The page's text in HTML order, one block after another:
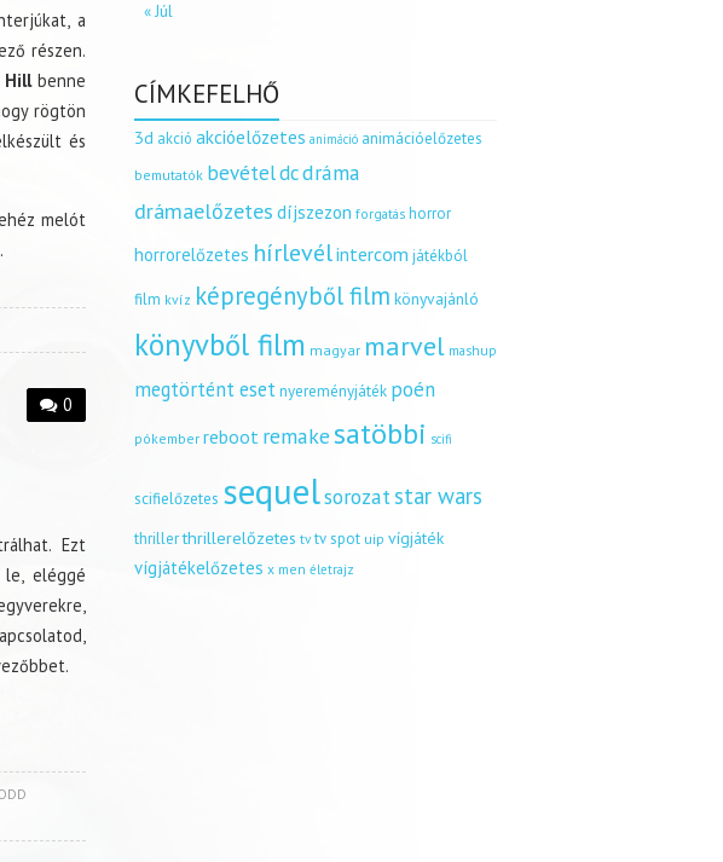
a
részen.
Hillbenne
rögtön
és
melót
0
Ezt
eléggé
« Júl
CÍMKEFELHŐ
3d akció akcióelőzetes animáció animációelőzetes
bemutatók bevételdcdráma
drámaelőzetes díjszezon forgatás horror
horrorelőzetes hírlevélintercom játékból
film kvíz képregényből film könyvajánló
könyvből film magyar marvel mashup
megtörtént esetnyereményjáték poén
pókember reboot remakesatöbbi scifi
scifielőzetes sequelsorozatstar wars
thrillerthrillerelőzetes tv tv spot uip vígjáték
vígjátékelőzetes x men életrajz